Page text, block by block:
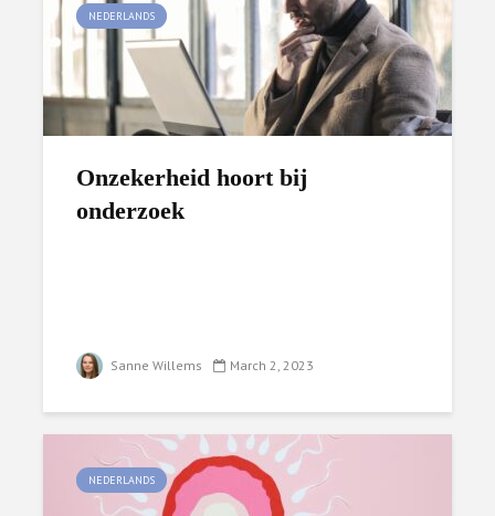
NEDERLANDS
Onzekerheid hoort bij
onderzoek
Sanne Willems March 2, 2023
NEDERLANDS